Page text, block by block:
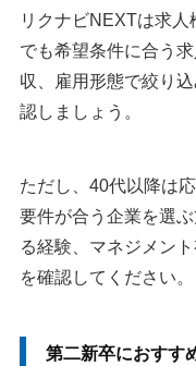
リクナビNEXTは求
でも希望条件に合う
収、雇用形態で絞り
認しましょう。
ただし、40代以降は
要件が合う企業を選
る経験、マネジメン
を確認してください。
第二新卒におすす